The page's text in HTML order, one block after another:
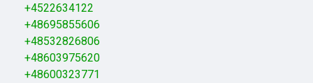
+4522634122
+48695855606
+48532826806
+48603975620
+48600323771